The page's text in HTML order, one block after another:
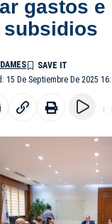
gastos
subsidios
15 De Septiembre De 2025